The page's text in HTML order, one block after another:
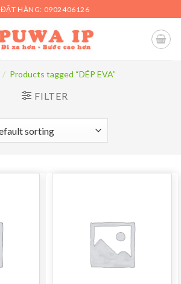
ĐẶT HÀNG: 0902406126
/ Products tagged “DÉP EVA”
FILTER